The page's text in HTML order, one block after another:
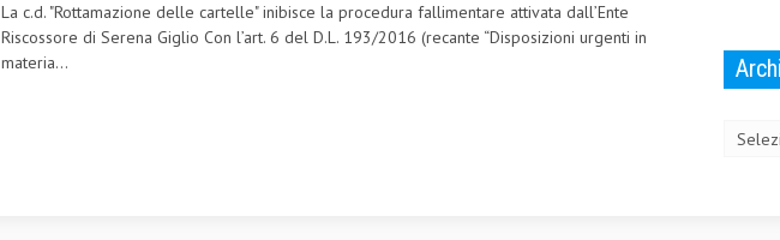
La c.d. "Rottamazione delle cartelle" inibisce la procedura fallimentare attivata dall’Ente
Riscossore di Serena Giglio Con l’art. 6 del D.L. 193/2016 (recante “Disposizioni urgenti in
materia...